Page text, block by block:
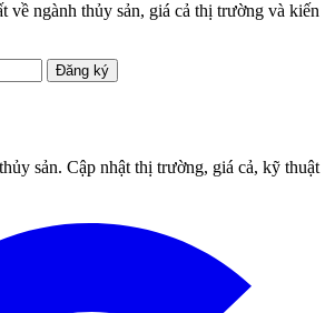
về ngành thủy sản, giá cả thị trường và kiến
Đăng ký
sản. Cập nhật thị trường, giá cả, kỹ thuật